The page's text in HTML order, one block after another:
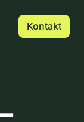
Kontakt